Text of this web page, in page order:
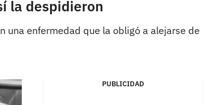
la despidieron
una enfermedad que la obligó a alejarse de
PUBLICIDAD